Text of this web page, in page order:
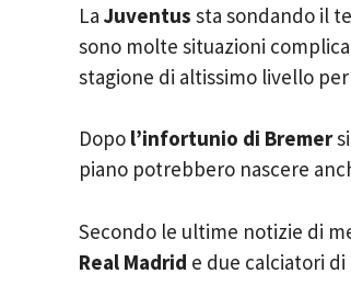
La Juventus sta sondando il
sono molte situazioni
stagione di altissimo livello
Dopo l’infortunio di Bremer
piano potrebbero nascere
Secondo le ultime notizie di
Real Madrid e due calciatori